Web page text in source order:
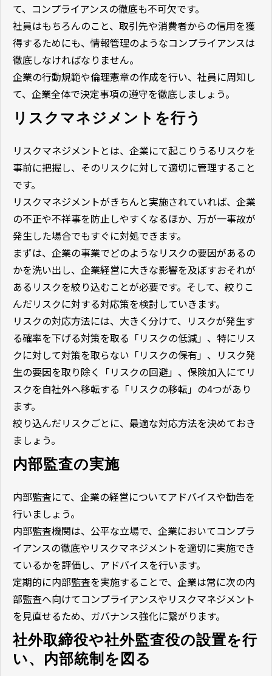
て、コンプライアンスの徹底も不可欠です。
社員はもちろんのこと、取引先や消費者からの信用を獲
得するためにも、情報管理のようなコンプライアンスは
徹底しなければなりません。
企業の行動規範や倫理憲章の作成を行い、社員に周知し
て、企業全体で決定事項の遵守を徹底しましょう。
リスクマネジメントを行う
リスクマネジメントとは、企業にて起こりうるリスクを
事前に把握し、そのリスクに対して適切に管理すること
です。
リスクマネジメントがきちんと実施されていれば、企業
の不正や不祥事を防止しやすくなるほか、万が一事故が
発生した場合でもすぐに対処できます。
まずは、企業の事業でどのようなリスクの要因があるの
かを洗い出し、企業経営に大きな影響を及ぼすおそれが
あるリスクを絞り込むことが必要です。そして、絞りこ
んだリスクに対する対応策を検討していきます。
リスクの対応方法には、大きく分けて、リスクが発生す
る確率を下げる対策を取る「リスクの低減」、特にリス
クに対して対策を取らない「リスクの保有」、リスク発
生の要因を取り除く「リスクの回避」、保険加入にてリ
スクを自社外へ移転する「リスクの移転」の4つがあり
ます。
絞り込んだリスクごとに、最適な対応方法を決めておき
ましょう。
内部監査の実施
内部監査にて、企業の経営についてアドバイスや勧告を
行いましょう。
内部監査機関は、公平な立場で、企業においてコンプラ
イアンスの徹底やリスクマネジメントを適切に実施でき
ているかを評価し、アドバイスを行います。
定期的に内部監査を実施することで、企業は常に次の内
部監査へ向けてコンプライアンスやリスクマネジメント
を見直せるため、ガバナンス強化に繋がります。
社外取締役や社外監査役の設置を行
い、内部統制を図る